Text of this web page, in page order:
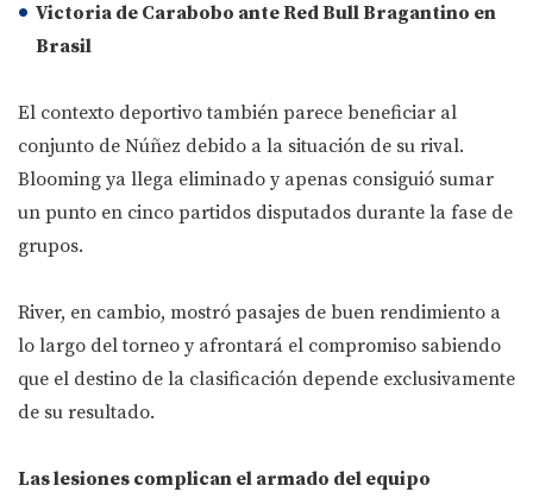
Victoria de Carabobo ante Red Bull Bragantino en
Brasil
El contexto deportivo también parece beneficiar al
conjunto de Núñez debido a la situación de su rival.
Blooming ya llega eliminado y apenas consiguió sumar
un punto en cinco partidos disputados durante la fase de
grupos.
River, en cambio, mostró pasajes de buen rendimiento a
lo largo del torneo y afrontará el compromiso sabiendo
que el destino de la clasificación depende exclusivamente
de su resultado.
Las lesiones complican el armado del equipo